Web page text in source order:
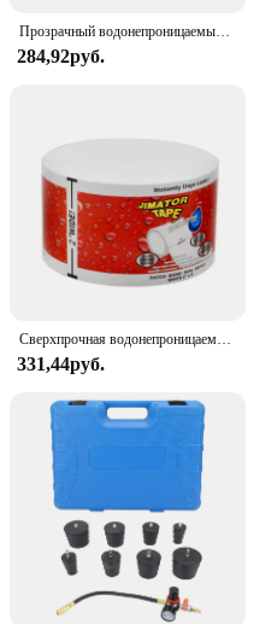
Прозрачный водонепроницаемый герметик для покрытия, утечка стен, восстанавливающий материал, невидимый клей для утечки крыши, трещин, просачивание 30/100/300 г
284,92руб.
Сверхпрочная водонепроницаемая лента: мгновенно предотвращает утечки, мгновенно закрывает ремонт и изоляцию труб из ПВХ!
331,44руб.